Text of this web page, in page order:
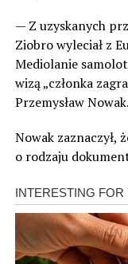
— Z uzyskanych
Ziobro wyleciał z
Mediolanie
wizą „członka
Przemysław Nowak.
Nowak zaznaczył,
o rodzaju